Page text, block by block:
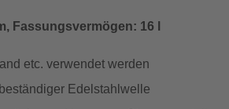
Fassungsvermögen: 16 l
etc. verwendet werden
Edelstahlwelle